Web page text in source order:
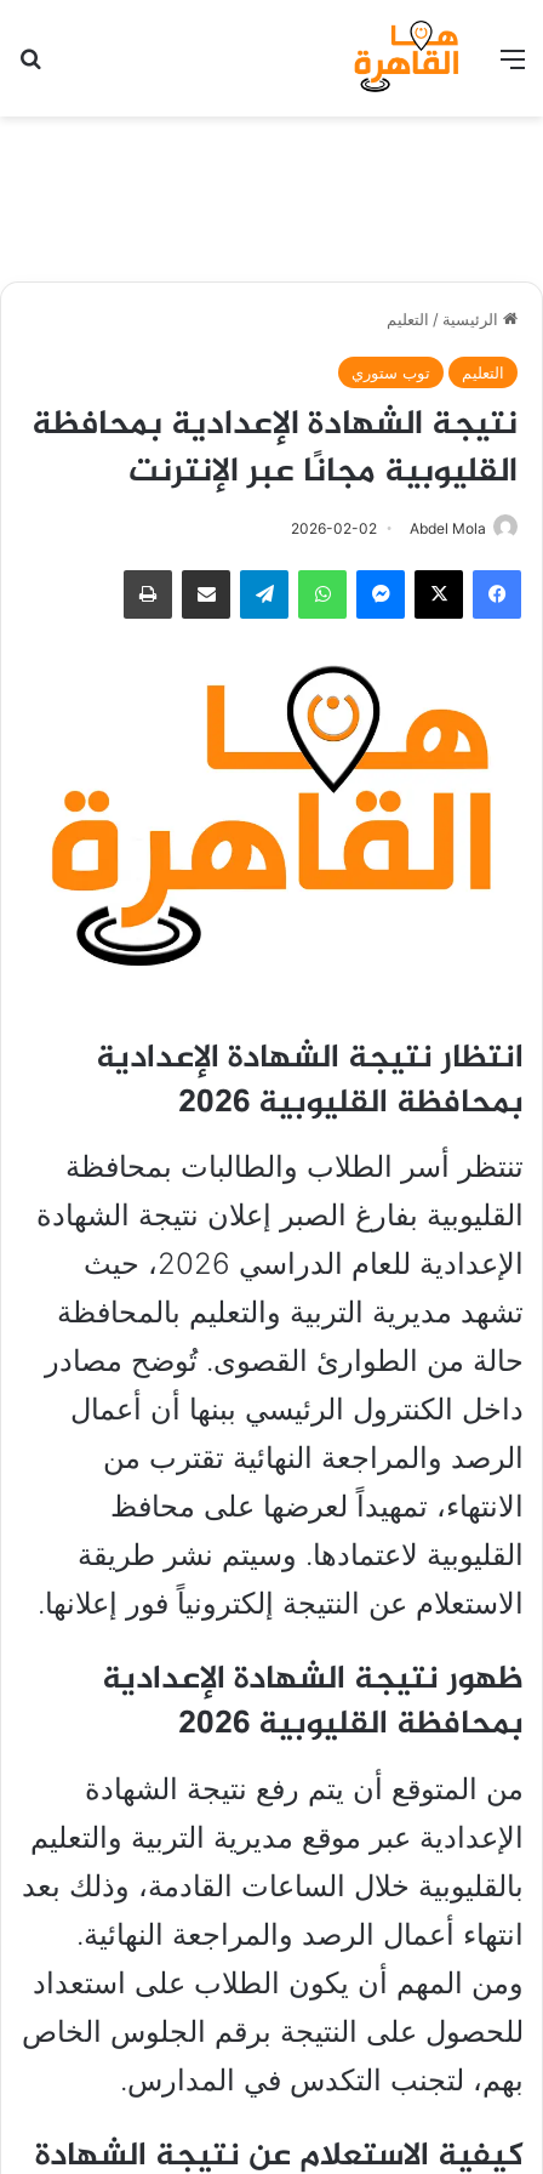
القائمة
الرئيسية / التعليم
التعليم توب ستوري
نتيجة الشهادة الإعدادية بمحافظة
القليوبية مجانًا عبر الإنترنت
Abdel Mola
2026-02-02
فيسبوك ‫X ماسنجر واتساب تيلقرام مشاركة عبر البريد طباعة
انتظار نتيجة الشهادة الإعدادية
بمحافظة القليوبية 2026
تنتظر أسر الطلاب والطالبات بمحافظة
القليوبية بفارغ الصبر إعلان نتيجة الشهادة
الإعدادية للعام الدراسي 2026، حيث
تشهد مديرية التربية والتعليم بالمحافظة
حالة من الطوارئ القصوى. تُوضح مصادر
داخل الكنترول الرئيسي ببنها أن أعمال
الرصد والمراجعة النهائية تقترب من
الانتهاء، تمهيداً لعرضها على محافظ
القليوبية لاعتمادها. وسيتم نشر طريقة
الاستعلام عن النتيجة إلكترونياً فور إعلانها.
ظهور نتيجة الشهادة الإعدادية
بمحافظة القليوبية 2026
من المتوقع أن يتم رفع نتيجة الشهادة
الإعدادية عبر موقع مديرية التربية والتعليم
بالقليوبية خلال الساعات القادمة، وذلك بعد
انتهاء أعمال الرصد والمراجعة النهائية.
ومن المهم أن يكون الطلاب على استعداد
للحصول على النتيجة برقم الجلوس الخاص
بهم، لتجنب التكدس في المدارس.
كيفية الاستعلام عن نتيجة الشهادة